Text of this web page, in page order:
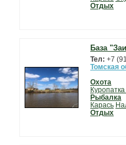
Отдых
База
Тел: +7
Томская
Охота
Рыбалка
Карась
Отдых